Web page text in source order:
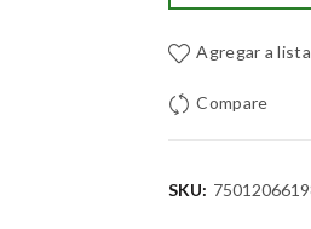
Agregar a
Compare
SKU: